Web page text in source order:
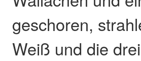
geschoren,
Weiß und die